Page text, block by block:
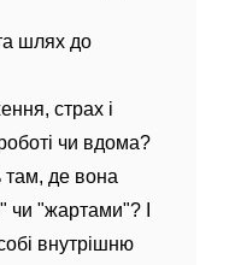
шлях до
страх і
чи вдома?
там, де вона
чи "жартами"? І
внутрішню